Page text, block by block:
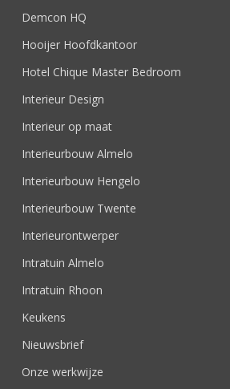
Demcon HQ
Hooijer Hoofdkantoor
Hotel Chique Master Bedroom
Interieur Design
Interieur op maat
Interieurbouw Almelo
Interieurbouw Hengelo
Interieurbouw Twente
Interieurontwerper
Intratuin Almelo
Intratuin Rhoon
Keukens
Nieuwsbrief
Onze werkwijze